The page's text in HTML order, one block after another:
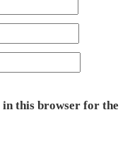
in this browser for the